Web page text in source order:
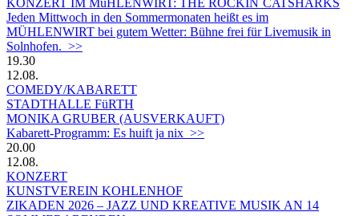
Jeden Mittwoch in den Sommermonaten heißt es im
MÜHLENWIRT bei gutem Wetter: Bühne frei für Livemusik in
Solnhofen. >>
19.30
12.08.
COMEDY/KABARETT
STADTHALLE FüRTH
MONIKA GRUBER (AUSVERKAUFT)
Kabarett-Programm: Es huift ja nix >>
20.00
12.08.
KONZERT
KUNSTVEREIN KOHLENHOF
ZIKADEN 2026 – JAZZ UND KREATIVE MUSIK AN 14